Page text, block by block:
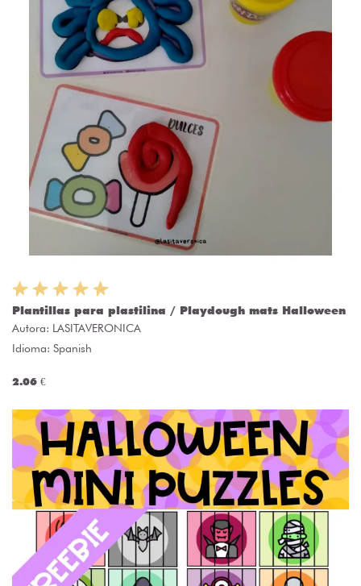
Plantillas para plastilina / Playdough mats Halloween
Autora: LASITAVERONICA
Idioma: Spanish
2.06 €